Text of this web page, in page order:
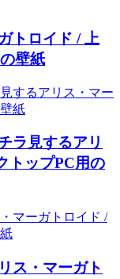
トロイド / 上
壁紙
ラ見するアリ
トップPC用の
ス・マーガト